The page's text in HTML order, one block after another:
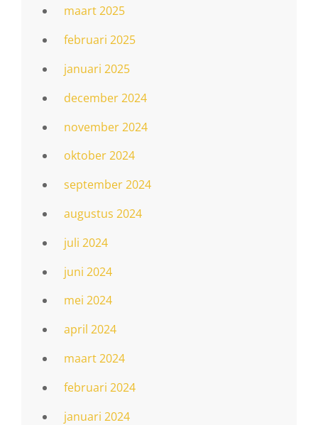
maart 2025
februari 2025
januari 2025
december 2024
november 2024
oktober 2024
september 2024
augustus 2024
juli 2024
juni 2024
mei 2024
april 2024
maart 2024
februari 2024
januari 2024